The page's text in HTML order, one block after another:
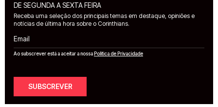
DE SEGUNDA A SEXTA FEIRA
Receba uma seleção dos principais temas em destaque, opiniões e
notícias de última hora sobre o Corinthians.
Email
Ao subscrever está a aceitar a nossaPolítica de Privacidade
SUBSCREVER